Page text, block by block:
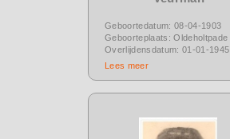
Geboortedatum: 08-04-1903
Geboorteplaats: Oldeholtpade
Overlijdensdatum: 01-01-1945
Lees meer